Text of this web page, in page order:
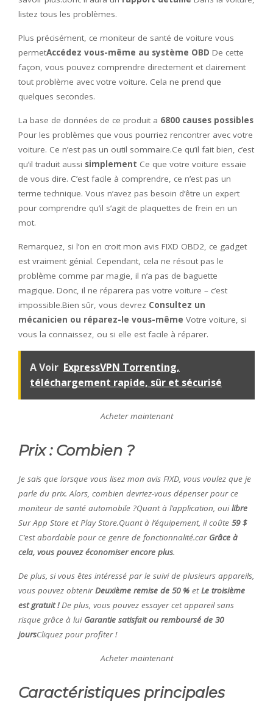
listez tous les problèmes.
Plus précisément, ce moniteur de santé de voiture vous
permetAccédez vous-même au système OBD De cette
façon, vous pouvez comprendre directement et clairement
tout problème avec votre voiture. Cela ne prend que
quelques secondes.
La base de données de ce produit a 6800 causes possibles
Pour les problèmes que vous pourriez rencontrer avec votre
voiture. Ce n’est pas un outil sommaire.Ce qu’il fait bien, c’est
qu’il traduit aussi simplement Ce que votre voiture essaie
de vous dire. C’est facile à comprendre, ce n’est pas un
terme technique. Vous n’avez pas besoin d’être un expert
pour comprendre qu’il s’agit de plaquettes de frein en un
mot.
Remarquez, si l’on en croit mon avis FIXD OBD2, ce gadget
est vraiment génial. Cependant, cela ne résout pas le
problème comme par magie, il n’a pas de baguette
magique. Donc, il ne réparera pas votre voiture – c’est
impossible.Bien sûr, vous devrez Consultez un
mécanicien ou réparez-le vous-même Votre voiture, si
vous la connaissez, ou si elle est facile à réparer.
A Voir ExpressVPN Torrenting,
téléchargement rapide, sûr et sécurisé
Acheter maintenant
Prix ​​: Combien ?
Je sais que lorsque vous lisez mon avis FIXD, vous voulez que je
parle du prix. Alors, combien devriez-vous dépenser pour ce
moniteur de santé automobile ?Quant à l’application, ouilibre
Sur App Store et Play Store.Quant à l’équipement, il coûte 59 $
C’est abordable pour ce genre de fonctionnalité.car Grâce à
cela, vous pouvez économiser encore plus.
De plus, si vous êtes intéressé par le suivi de plusieurs appareils,
vous pouvez obtenirDeuxième remise de 50 % etLe troisième
est gratuit !De plus, vous pouvez essayer cet appareil sans
risque grâce à lui Garantie satisfait ou remboursé de 30
joursCliquez pour profiter !
Acheter maintenant
Caractéristiques principales